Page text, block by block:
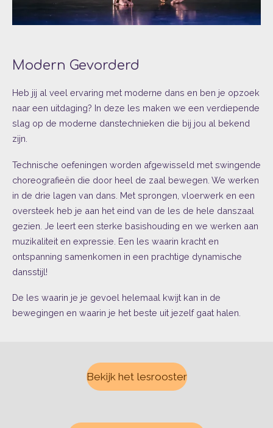
Modern Gevorderd
Heb jij al veel ervaring met moderne dans en ben je opzoek
naar een uitdaging? In deze les maken we een verdiepende
slag op de moderne danstechnieken die bij jou al bekend
zijn.
Technische oefeningen worden afgewisseld met swingende
choreografieën die door heel de zaal bewegen. We werken
in de drie lagen van dans. Met sprongen, vloerwerk en een
oversteek heb je aan het eind van de les de hele danszaal
gezien. Je leert een sterke basishouding en we werken aan
muzikaliteit en expressie. Een les waarin kracht en
ontspanning samenkomen in een prachtige dynamische
dansstijl!
De les waarin je je gevoel helemaal kwijt kan in de
bewegingen en waarin je het beste uit jezelf gaat halen.
Bekijk het lesrooster